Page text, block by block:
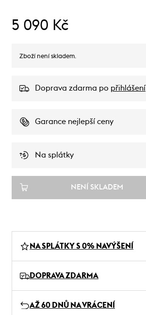
5 090 Kč
Zboží není skladem.
Doprava zdarma po přihlášení
Garance nejlepší ceny
Na splátky
NENÍ SKLADEM
NA SPLÁTKY S 0% NAVÝŠENÍ
DOPRAVA ZDARMA
AŽ 60 DNŮ NA VRÁCENÍ